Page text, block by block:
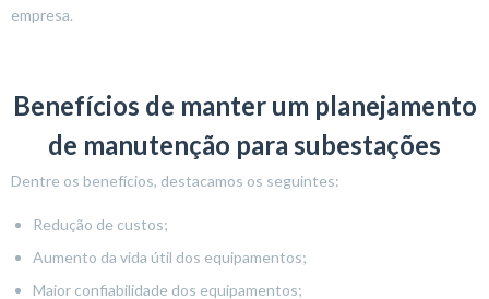
empresa.
Benefícios de manter um planejamento
de manutenção para subestações
Dentre os benefícios, destacamos os seguintes:
Redução de custos;
Aumento da vida útil dos equipamentos;
Maior confiabilidade dos equipamentos;